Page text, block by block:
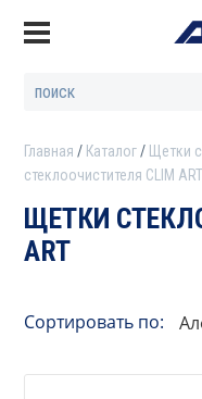
Главная Каталог Щетки
стеклоочистителя CLIM ART
ЩЕТКИ
ART
Сортировать по: